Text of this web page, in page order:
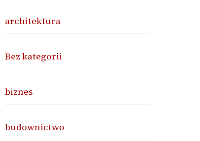
architektura
Bez kategorii
biznes
budownictwo